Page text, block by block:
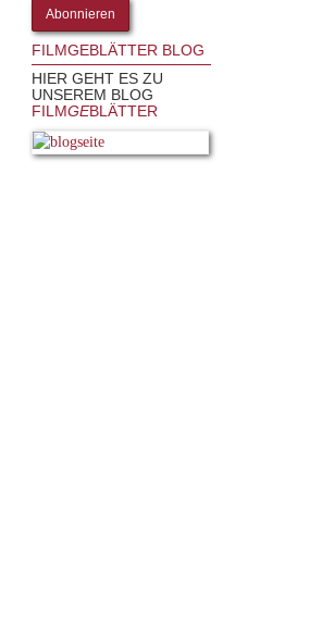
FILMGEBLÄTTER BLOG
HIER GEHT ES ZU
UNSEREM BLOG
FILMGEBLÄTTER